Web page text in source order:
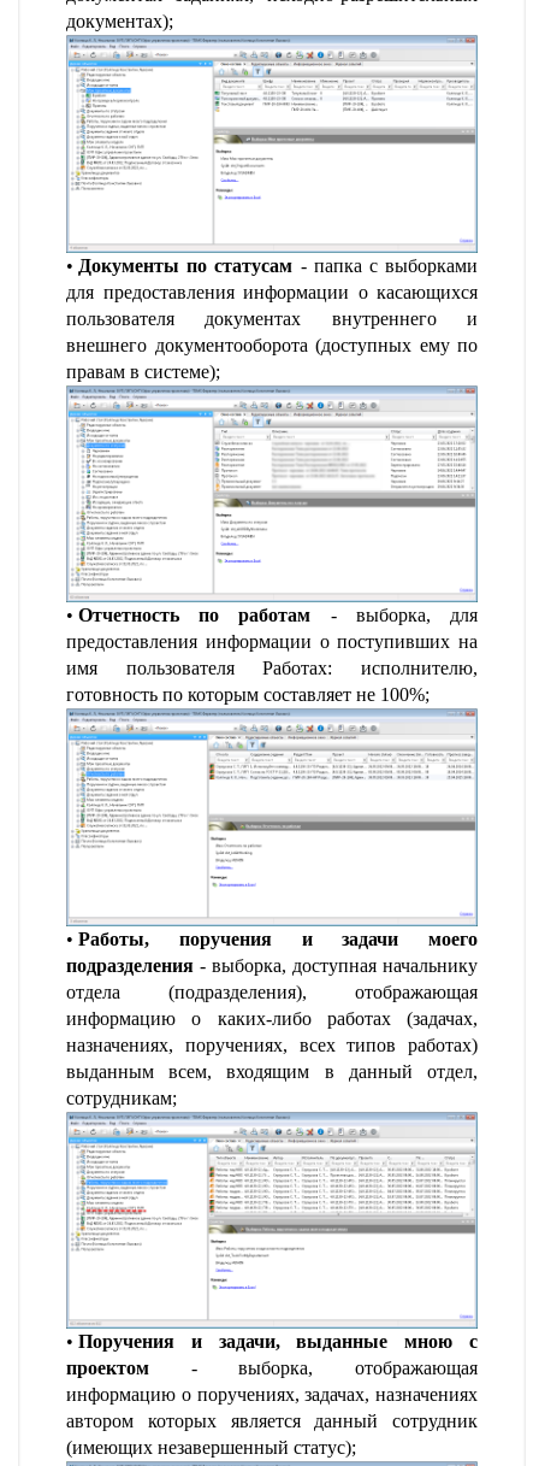
документах);
Документы по статусам - папка с выборками
для предоставления информации о касающихся
пользователя документах внутреннего и
внешнего документооборота (доступных ему по
правам в системе);
Отчетность по работам - выборка, для
предоставления информации о поступивших на
имя пользователя Работах: исполнителю,
готовность по которым составляет не 100%;
Работы, поручения и задачи моего
подразделения - выборка, доступная начальнику
отдела (подразделения), отображающая
информацию о каких-либо работах (задачах,
назначениях, поручениях, всех типов работах)
выданным всем, входящим в данный отдел,
сотрудникам;
Поручения и задачи, выданные мною с
проектом - выборка, отображающая
информацию о поручениях, задачах, назначениях
автором которых является данный сотрудник
(имеющих незавершенный статус);